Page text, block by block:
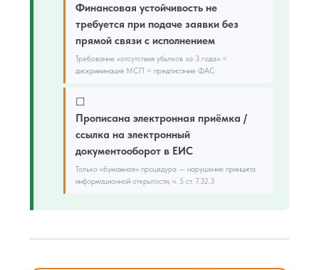
Финансовая устойчивость не
требуется при подаче заявки без
прямой связи с исполнением
Требование «отсутствия убытков за 3 года» =
дискриминация МСП = предписание ФАС
☐
Прописана электронная приёмка /
ссылка на электронный
документооборот в ЕИС
Только «бумажная» процедура — нарушение принципа
информационной открытости, ч. 5 ст. 7.32.3